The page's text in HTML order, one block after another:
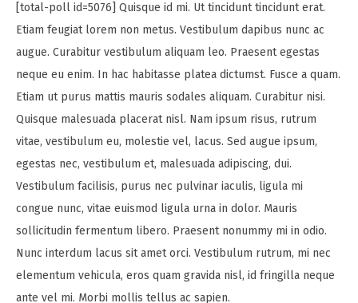
[total-poll id=5076] Quisque id mi. Ut tincidunt tincidunt erat.
Etiam feugiat lorem non metus. Vestibulum dapibus nunc ac
augue. Curabitur vestibulum aliquam leo. Praesent egestas
neque eu enim. In hac habitasse platea dictumst. Fusce a quam.
Etiam ut purus mattis mauris sodales aliquam. Curabitur nisi.
Quisque malesuada placerat nisl. Nam ipsum risus, rutrum
vitae, vestibulum eu, molestie vel, lacus. Sed augue ipsum,
egestas nec, vestibulum et, malesuada adipiscing, dui.
Vestibulum facilisis, purus nec pulvinar iaculis, ligula mi
congue nunc, vitae euismod ligula urna in dolor. Mauris
sollicitudin fermentum libero. Praesent nonummy mi in odio.
Nunc interdum lacus sit amet orci. Vestibulum rutrum, mi nec
elementum vehicula, eros quam gravida nisl, id fringilla neque
ante vel mi. Morbi mollis tellus ac sapien.